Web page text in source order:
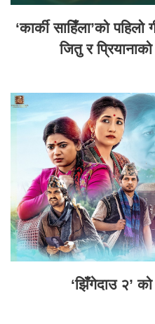
‘कार्की साहिँला’को
जितु र
‘झिँगेदाउ २’